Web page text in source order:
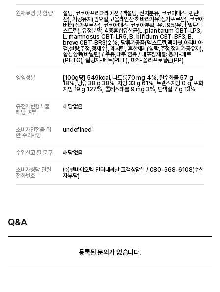
원재료명 및 함량
설탕, 코코아프리퍼레이션 (백설탕, 전지분유, 코코아매스 :핀란드
산), 가공유지(팜오일,고올레인산 해바라기유:싱가포르산), 코코아
버터(싱가포르산), 코코아매스, 코코아분말, 유당95(유당,말토덱
스트린), 유청분말, 4종혼합유산균(L. plantarum CBT-LP3,
L. rhamnosus CBT-LR5, B. bifidum CBT-BF3, B.
breve CBT-BR3)2 %, 당류가공품(덱스트린,맥아엿,아라비아
검,설탕,주정,정제수), 레시틴, 혼합제제(쉘락,주정,정제가공유지),
합성향료(바닐린) / 우유,대두 함유 / 내포장재질: 용기-페트
(PETG), 실링지-페트(PET), 마개-폴리프로필렌(PP)
영양성분
[100g당] 549kcal, 나트륨70 mg 4%, 탄수화물 57 g
18%, 당류 38 g 38%, 지방 33 g 61%, 트랜스지방 0 g, 포화
지방 19 g 127%, 콜레스테롤 9 mg 3%, 단백질 7 g 13%
유전자변형식품
해당 여부
해당없음
소비자안전을 위
한 주의사항
undefined
수입신고 필 문구 해당없음
소비자상담 관련
전화번호
㈜쎌바이오텍 인터내셔날 고객상담실 / 080-668-6108(수신
자부담)
Q&A
등록된 문의가 없습니다.